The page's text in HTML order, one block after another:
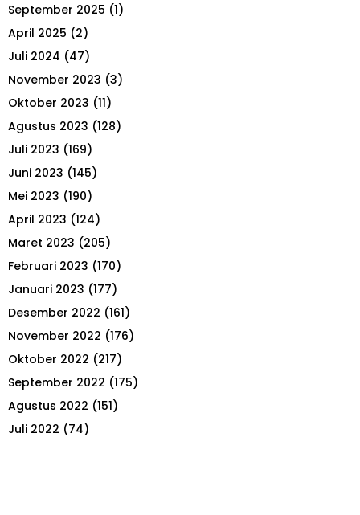
September 2025 (1)
April 2025 (2)
Juli 2024 (47)
November 2023 (3)
Oktober 2023 (11)
Agustus 2023 (128)
Juli 2023 (169)
Juni 2023 (145)
Mei 2023 (190)
April 2023 (124)
Maret 2023 (205)
Februari 2023 (170)
Januari 2023 (177)
Desember 2022 (161)
November 2022 (176)
Oktober 2022 (217)
September 2022 (175)
Agustus 2022 (151)
Juli 2022 (74)